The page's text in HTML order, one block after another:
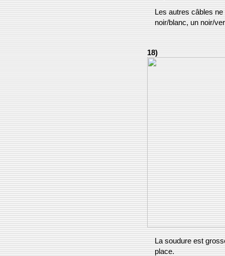
Les autres câbles
noir/blanc, un noir/
18)
La soudure est
place.